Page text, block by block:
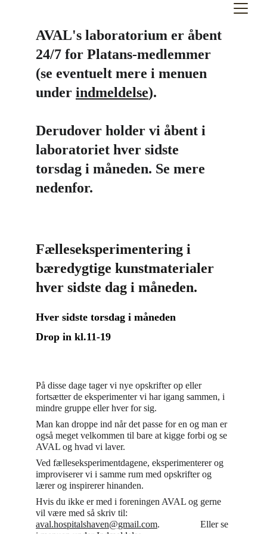
AVAL's laboratorium er åbent
24/7 for Platans-medlemmer
(se eventuelt mere i menuen
under indmeldelse).
Derudover holder vi åbent i
laboratoriet hver sidste
torsdag i måneden. Se mere
nedenfor.
Hver sidste torsdag i måneden
Drop in kl.11-19
På disse dage tager vi nye opskrifter op eller
fortsætter de eksperimenter vi har igang sammen, i
mindre gruppe eller hver for sig.
Man kan droppe ind når det passe for en og man er
også meget velkommen til bare at kigge forbi og se
AVAL og hvad vi laver.
Ved fælleseksperimentdagene, eksperimenterer og
improviserer vi i samme rum med opskrifter og
lærer og inspirerer hinanden.
Hvis du ikke er med i foreningen AVAL og gerne
vil være med så skriv til:
aval.hospitalshaven@gmail.com.                 Eller se
Fælleseksperimentering i
bæredygtige kunstmaterialer
hver sidste dag i måneden.